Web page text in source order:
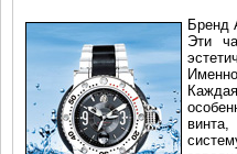
Бренд
Эти